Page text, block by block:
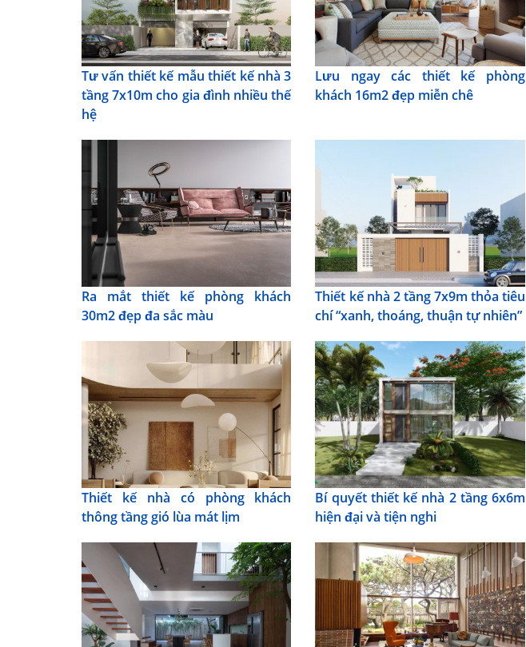
Tư vấn thiết kế mẫu thiết kế nhà 3
tầng 7x10m cho gia đình nhiều thế
hệ
Lưu ngay các thiết kế phòng
khách 16m2 đẹp miễn chê
Ra mắt thiết kế phòng khách
30m2 đẹp đa sắc màu
Thiết kế nhà 2 tầng 7x9m thỏa tiêu
chí “xanh, thoáng, thuận tự nhiên”
Thiết kế nhà có phòng khách
thông tầng gió lùa mát lịm
Bí quyết thiết kế nhà 2 tầng 6x6m
hiện đại và tiện nghi